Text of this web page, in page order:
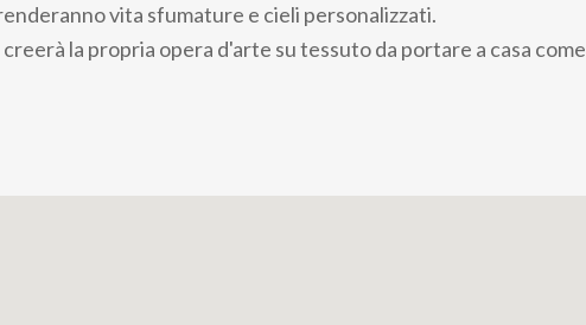
vita sfumature e cieli personalizzati.
la propria opera d'arte su tessuto da portare a casa come